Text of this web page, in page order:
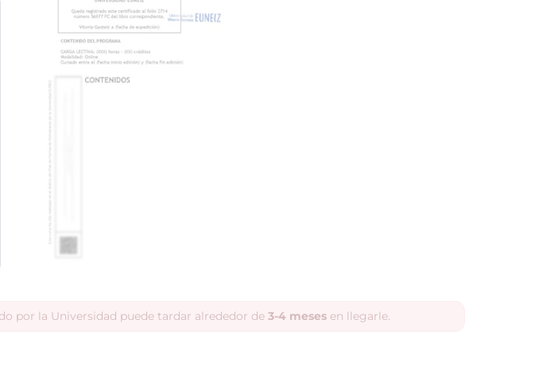
por la Universidad puede tardar alrededor de 3-4 mesesen llegarle.